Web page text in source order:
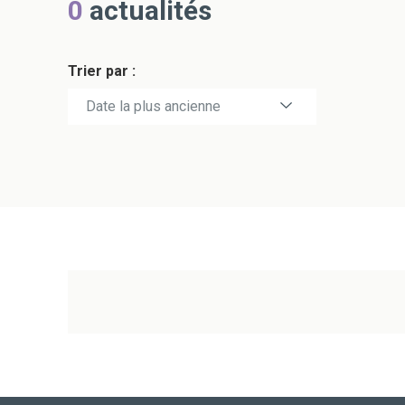
0 actualités
Trier par :
Date la plus récente
Date la plus ancienne